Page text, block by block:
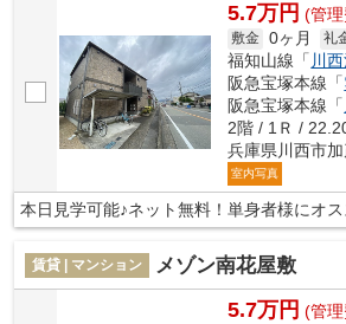
5.7万円 (管
敷金 0ヶ月 礼
福知山線「 川
阪急宝塚本線「
阪急宝塚本線「
2階 / 1Ｒ /
兵庫県川西市加
室内写真
本日見学可能♪ネット無料！単身者様にオ
賃貸 | マンション メゾン南花屋敷
5.7万円 (管